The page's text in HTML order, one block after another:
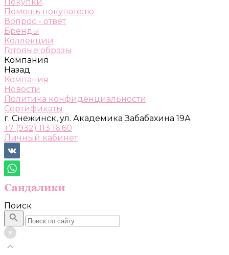
Помощь покупателю
Вопрос - ответ
Бренды
Коллекции
Готовые образы
Компания
Назад
Компания
Новости
Политика конфиденциальности
Сертификаты
г. Снежинск, ул. Академика Забабахина 19А
+7 (932) 113 16 60
Личный кабинет
Поиск